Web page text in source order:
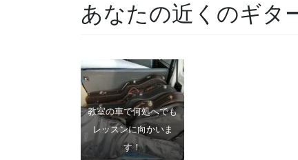
あなたの近くのギタ
教室の車で何処へでも
レッスンに向かいま
す！